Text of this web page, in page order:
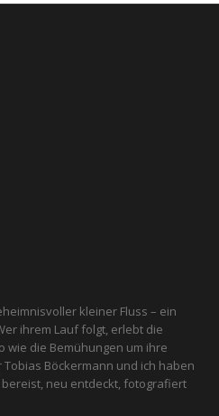
kleiner Fluss – ein
ihrem Lauf folgt, erlebt die
wie die Bemühungen um ihre
Böckermann und ich haben
neu entdeckt, fotografiert